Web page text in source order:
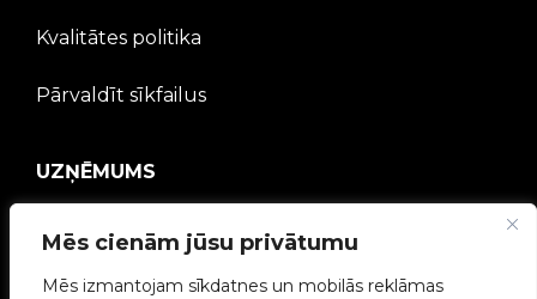
Mēs cienām jūsu privātumu
Mēs izmantojam sīkdatnes un mobilās reklāmas
Kvalitātes politika
Pārvaldīt sīkfailus
UZŅĒMUMS
V2C kopiena
Strādā ar mums